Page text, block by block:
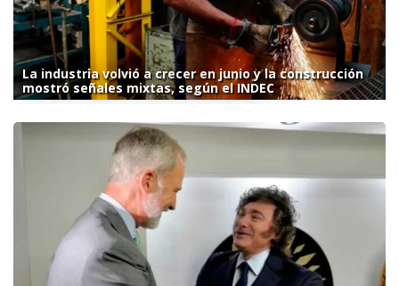
La industria volvió a crecer en junio y la construcción
mostró señales mixtas, según el INDEC